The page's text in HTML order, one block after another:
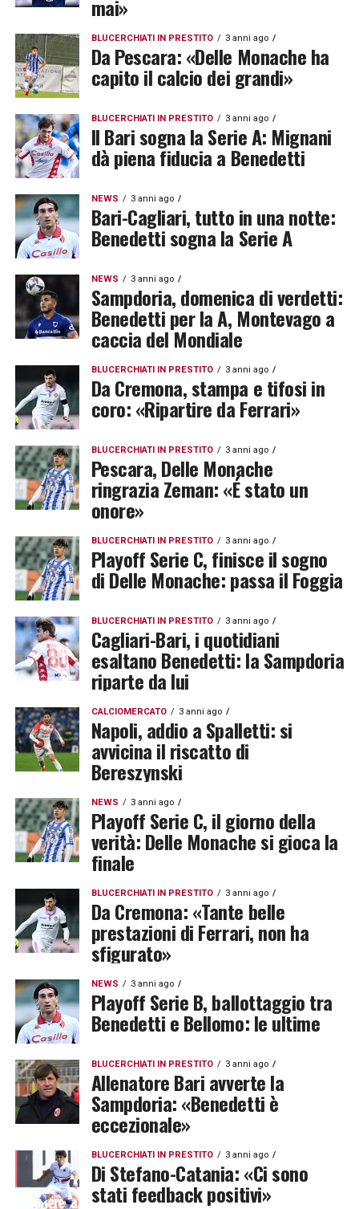
mai»
BLUCERCHIATI IN PRESTITO 3 anni ago
Da Pescara: «Delle Monache ha
capito il calcio dei grandi»
BLUCERCHIATI IN PRESTITO 3 anni ago
Il Bari sogna la Serie A: Mignani
dà piena fiducia a Benedetti
NEWS 3 anni ago
Bari-Cagliari, tutto in una notte:
Benedetti sogna la Serie A
NEWS 3 anni ago
Sampdoria, domenica di verdetti:
Benedetti per la A, Montevago a
caccia del Mondiale
BLUCERCHIATI IN PRESTITO 3 anni ago
Da Cremona, stampa e tifosi in
coro: «Ripartire da Ferrari»
BLUCERCHIATI IN PRESTITO 3 anni ago
Pescara, Delle Monache
ringrazia Zeman: «É stato un
onore»
BLUCERCHIATI IN PRESTITO 3 anni ago
Playoff Serie C, finisce il sogno
di Delle Monache: passa il Foggia
BLUCERCHIATI IN PRESTITO 3 anni ago
Cagliari-Bari, i quotidiani
esaltano Benedetti: la Sampdoria
riparte da lui
CALCIOMERCATO 3 anni ago
Napoli, addio a Spalletti: si
avvicina il riscatto di
Bereszynski
NEWS 3 anni ago
Playoff Serie C, il giorno della
verità: Delle Monache si gioca la
finale
BLUCERCHIATI IN PRESTITO 3 anni ago
Da Cremona: «Tante belle
prestazioni di Ferrari, non ha
sfigurato»
NEWS 3 anni ago
Playoff Serie B, ballottaggio tra
Benedetti e Bellomo: le ultime
BLUCERCHIATI IN PRESTITO 3 anni ago
Allenatore Bari avverte la
Sampdoria: «Benedetti è
eccezionale»
BLUCERCHIATI IN PRESTITO 3 anni ago
Di Stefano-Catania: «Ci sono
stati feedback positivi»